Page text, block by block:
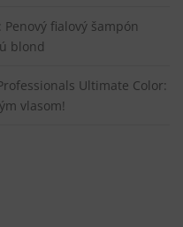
fialový šampón
blond
Ultimate Color:
vlasom!